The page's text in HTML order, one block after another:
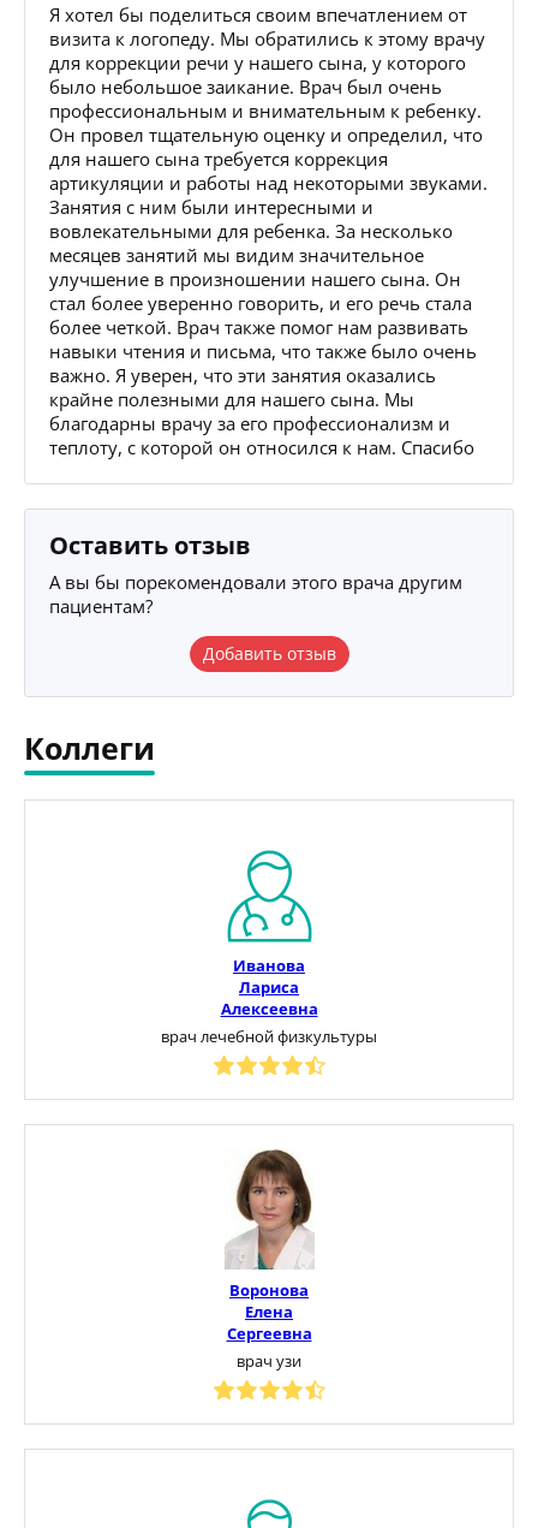
Я хотел бы поделиться своим впечатлением от
визита к логопеду. Мы обратились к этому врачу
для коррекции речи у нашего сына, у которого
было небольшое заикание. Врач был очень
профессиональным и внимательным к ребенку.
Он провел тщательную оценку и определил, что
для нашего сына требуется коррекция
артикуляции и работы над некоторыми звуками.
Занятия с ним были интересными и
вовлекательными для ребенка. За несколько
месяцев занятий мы видим значительное
улучшение в произношении нашего сына. Он
стал более уверенно говорить, и его речь стала
более четкой. Врач также помог нам развивать
навыки чтения и письма, что также было очень
важно. Я уверен, что эти занятия оказались
крайне полезными для нашего сына. Мы
благодарны врачу за его профессионализм и
теплоту, с которой он относился к нам. Спасибо
Оставить отзыв
А вы бы порекомендовали этого врача другим
пациентам?
Добавить отзыв
Коллеги
Иванова
Лариса
Алексеевна
врач лечебной физкультуры
Воронова
Елена
Сергеевна
врач узи